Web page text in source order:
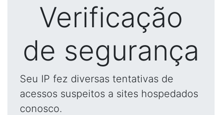
Verificação
de segurança
Seu IP fez diversas tentativas de
acessos suspeitos a sites hospedados
conosco.